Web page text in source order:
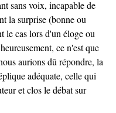
sans voix, incapable de
la surprise (bonne ou
le cas lors d'un éloge ou
ce n'est que
aurions dû répondre, la
adéquate, celle qui
et clos le débat sur